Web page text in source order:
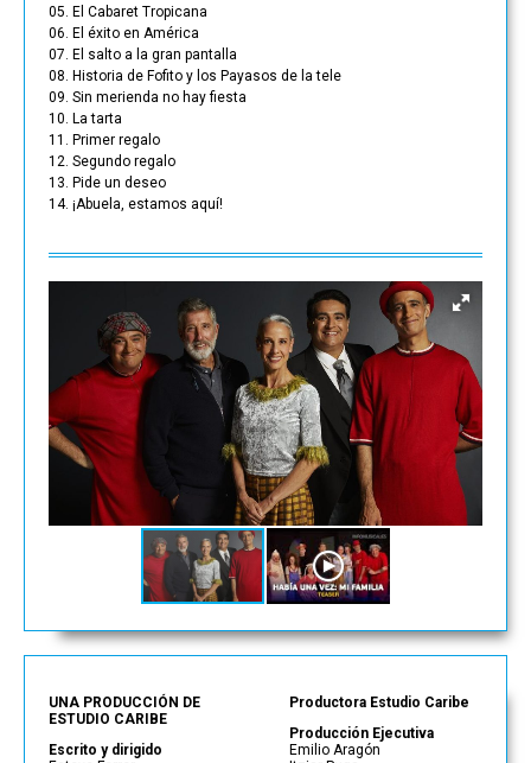
05. El Cabaret Tropicana
06. El éxito en América
07. El salto a la gran pantalla
08. Historia de Fofito y los Payasos de la tele
09. Sin merienda no hay fiesta
10. La tarta
11. Primer regalo
12. Segundo regalo
13. Pide un deseo
14. ¡Abuela, estamos aquí!
UNA PRODUCCIÓN DE
ESTUDIO CARIBE
Escrito y dirigido
Productora Estudio Caribe
Producción Ejecutiva
Emilio Aragón